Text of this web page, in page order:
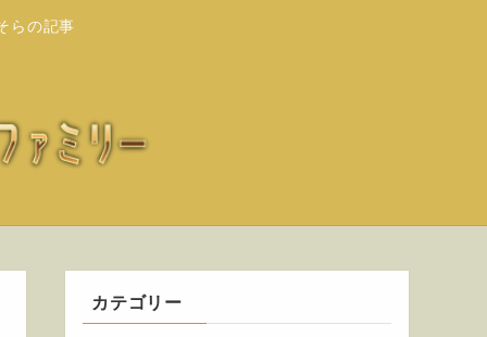
らの記事
カテゴリー